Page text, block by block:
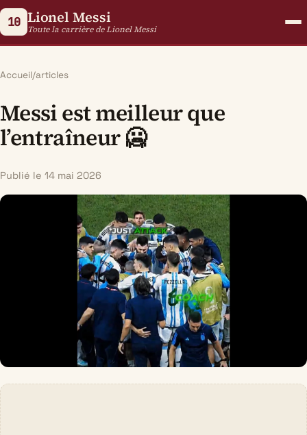
10 Lionel Messi
Toute la carrière de Lionel Messi
Accueil/articles
Messi est meilleur que
l’entraîneur 🥶
Publié le 14 mai 2026